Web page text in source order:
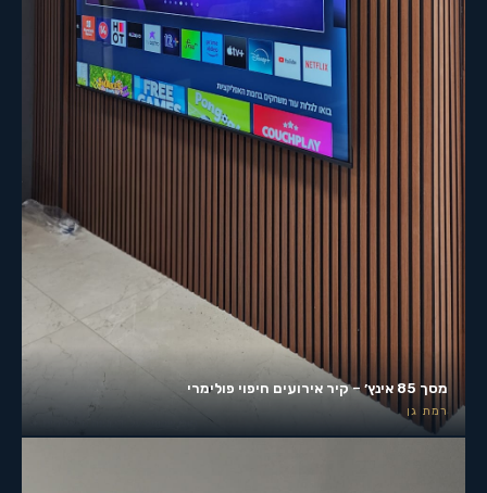
מסך 85 אינץ׳ – קיר אירועים חיפוי פולימרי
רמת גן